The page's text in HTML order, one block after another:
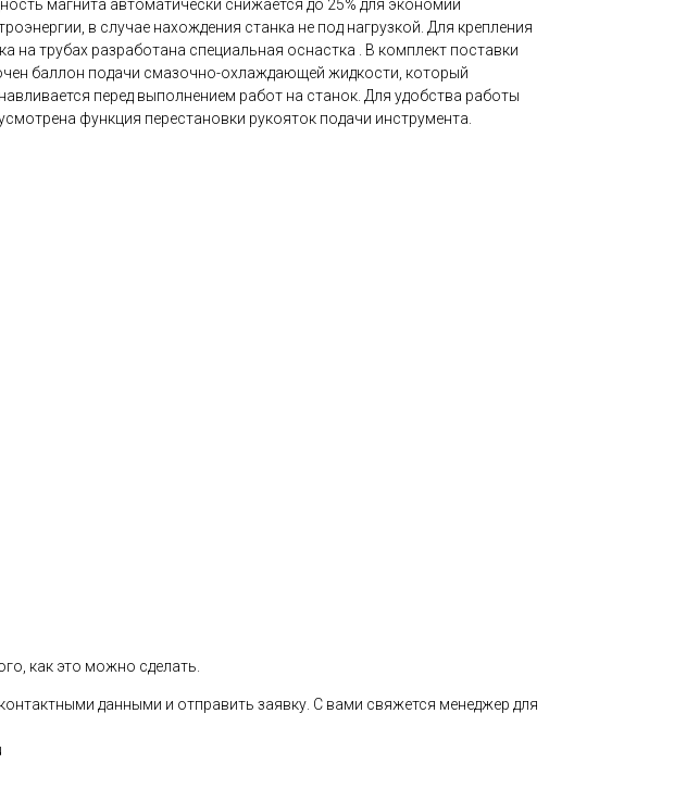
магнита автоматически снижается до 25% для экономии
в случае нахождения станка не под нагрузкой. Для крепления
на трубах разработана специальная оснастка . В комплект поставки
баллон подачи смазочно-охлаждающей жидкости, который
перед выполнением работ на станок. Для удобства работы
функция перестановки рукояток подачи инструмента.
как это можно сделать.
данными и отправить заявку. С вами свяжется менеджер для